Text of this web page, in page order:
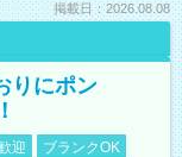
掲載日：2026.08.08
りにポン
迎
ブランクOK